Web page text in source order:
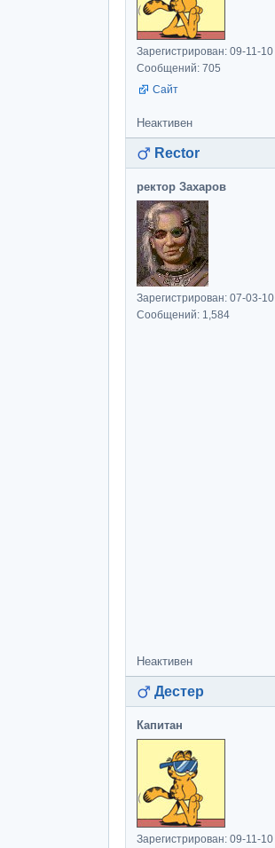
Зарегистрирован: 09-11-10
Сообщений: 705
Сайт
Неактивен
Rector
ректор Захаров
Зарегистрирован: 07-03-10
Сообщений: 1,584
Неактивен
Дестер
Капитан
Зарегистрирован: 09-11-10